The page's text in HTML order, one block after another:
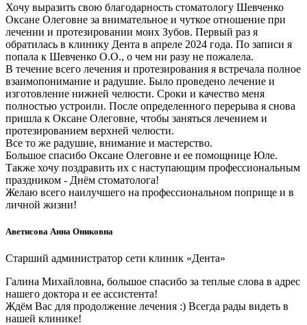
Хочу выразить свою благодарность стоматологу Шевченко
Оксане Олеговне за внимательное и чуткое отношение при
лечении и протезировании моих Зубов. Первый раз я
обратилась в клинику Дента в апреле 2024 года. По записи я
попала к Шевченко О.О., о чем ни разу не пожалела.
В течение всего лечения и протезирования я встречала полное
взаимопонимание и радушие. Было проведено лечение и
изготовление нижней челюсти. Сроки и качество меня
полностью устроили. После определенного перерыва я снова
пришла к Оксане Олеговне, чтобы заняться лечением и
протезированием верхней челюсти.
Все то же радушие, внимание и мастерство.
Большое спасибо Оксане Олеговне и ее помощнице Юле.
Также хочу поздравить их с наступающим профессиональным
праздником - Днём стоматолога!
Желаю всего наилучшего на профессиональном поприще и в
личной жизни!
Аветисова Анна Ониковна
Старший администратор сети клиник «Дента»
Галина Михайловна, большое спасибо за теплые слова в адрес
нашего доктора и ее ассистента!
Ждём Вас для продолжение лечения :) Всегда рады видеть в
нашей клинике!